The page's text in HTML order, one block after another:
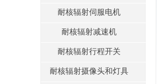
和生物生化去污产品
耐核辐射伺服电机
耐核辐射减速机
耐核辐射行程开关
耐核辐射摄像头和灯具